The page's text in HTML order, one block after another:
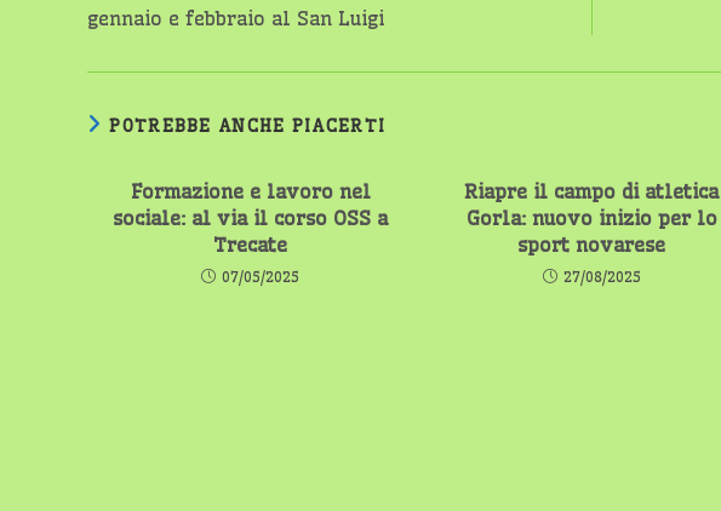
gennaio e febbraio al San Luigi
POTREBBE ANCHE PIACERTI
Formazione e lavoro nel
sociale: al via il corso OSS a
Trecate
07/05/2025
Riapre il campo di atletica
Gorla: nuovo inizio per lo
sport novarese
27/08/2025